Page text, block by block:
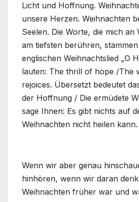
Licht und Hoffnung.
unsere Herzen. Weihnachten
Seelen. Die Worte, die mich an
am tiefsten berühren,
englischen Weihnachtslied „O
lauten: The thrill of hope /The
rejoices. Übersetzt bedeutet
der Hoffnung / Die ermüdete
sage Ihnen: Es gibt nichts auf
Weihnachten nicht heilen kann.
Wenn wir aber genau
hinhören, wenn wir daran
Weihnachten früher war und